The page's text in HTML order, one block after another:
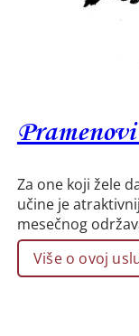
Za one koji žele
učine je
mesečnog
Više o ovoj